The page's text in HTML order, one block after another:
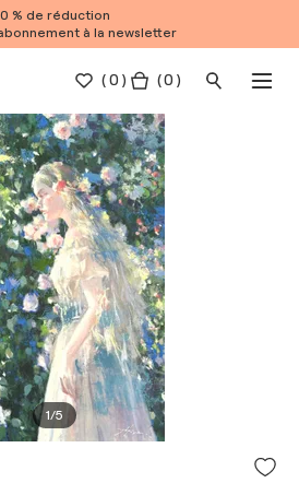
% de réduction
à la newsletter
(0 ) ( 0 )
1/5